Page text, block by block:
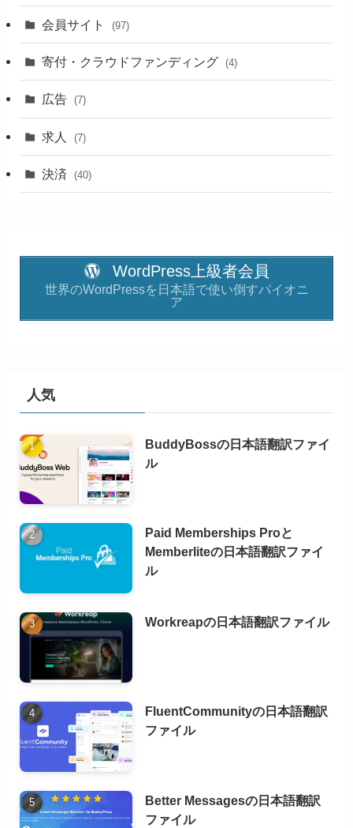
会員サイト (97)
寄付・クラウドファンディング (4)
広告 (7)
求人 (7)
決済 (40)
WordPress上級者会員
世界のWordPressを日本語で使い倒すパイオニ
ア
人気
BuddyBossの日本語翻訳ファイ
ル
Paid Memberships Proと
Memberliteの日本語翻訳ファイ
ル
Workreapの日本語翻訳ファイル
FluentCommunityの日本語翻訳
ファイル
Better Messagesの日本語翻訳
ファイル